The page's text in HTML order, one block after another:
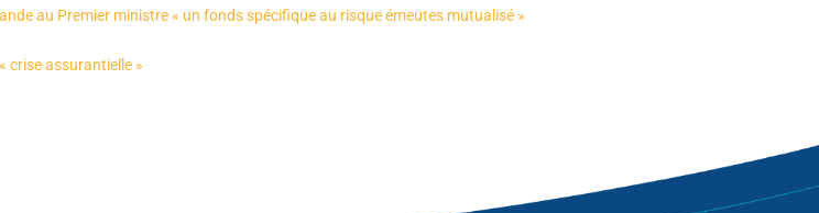
au Premier ministre « un fonds spécifique au risque émeutes mutualisé »
crise assurantielle »